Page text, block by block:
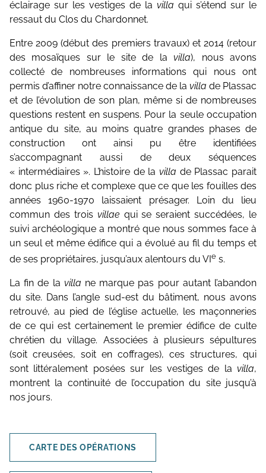
éclairage sur les vestiges de la villa qui s’étend sur le
ressaut du Clos du Chardonnet.
Entre 2009 (début des premiers travaux) et 2014 (retour
des mosaïques sur le site de la villa), nous avons
collecté de nombreuses informations qui nous ont
permis d’affiner notre connaissance de la villa de Plassac
et de l’évolution de son plan, même si de nombreuses
questions restent en suspens. Pour la seule occupation
antique du site, au moins quatre grandes phases de
construction ont ainsi pu être identifiées
s’accompagnant aussi de deux séquences
« intermédiaires ». L’histoire de la villa de Plassac parait
donc plus riche et complexe que ce que les fouilles des
années 1960-1970 laissaient présager. Loin du lieu
commun des trois villae qui se seraient succédées, le
suivi archéologique a montré que nous sommes face à
un seul et même édifice qui a évolué au fil du temps et
de ses propriétaires, jusqu’aux alentours du VIe s.
La fin de la villa ne marque pas pour autant l’abandon
du site. Dans l’angle sud-est du bâtiment, nous avons
retrouvé, au pied de l’église actuelle, les maçonneries
de ce qui est certainement le premier édifice de culte
chrétien du village. Associées à plusieurs sépultures
(soit creusées, soit en coffrages), ces structures, qui
sont littéralement posées sur les vestiges de la villa,
montrent la continuité de l’occupation du site jusqu’à
nos jours.
CARTE DES OPÉRATIONS